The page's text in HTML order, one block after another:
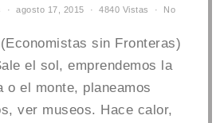
agosto 17, 2015 4840 Vistas
No
sin Fronteras)
el sol, emprendemos la
o el monte, planeamos
ver museos. Hace calor,